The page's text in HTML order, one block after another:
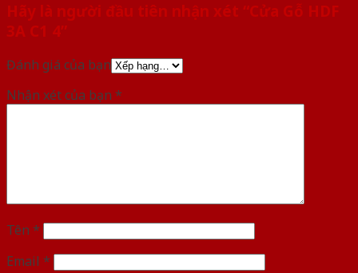
Hãy là người đầu tiên nhận xét “Cửa Gỗ HDF
3A C1 4”
Đánh giá của bạn
Nhận xét của bạn *
Tên *
Email *